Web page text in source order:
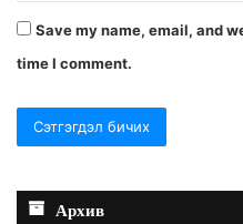
Save my name, email, and
time I comment.
Архив